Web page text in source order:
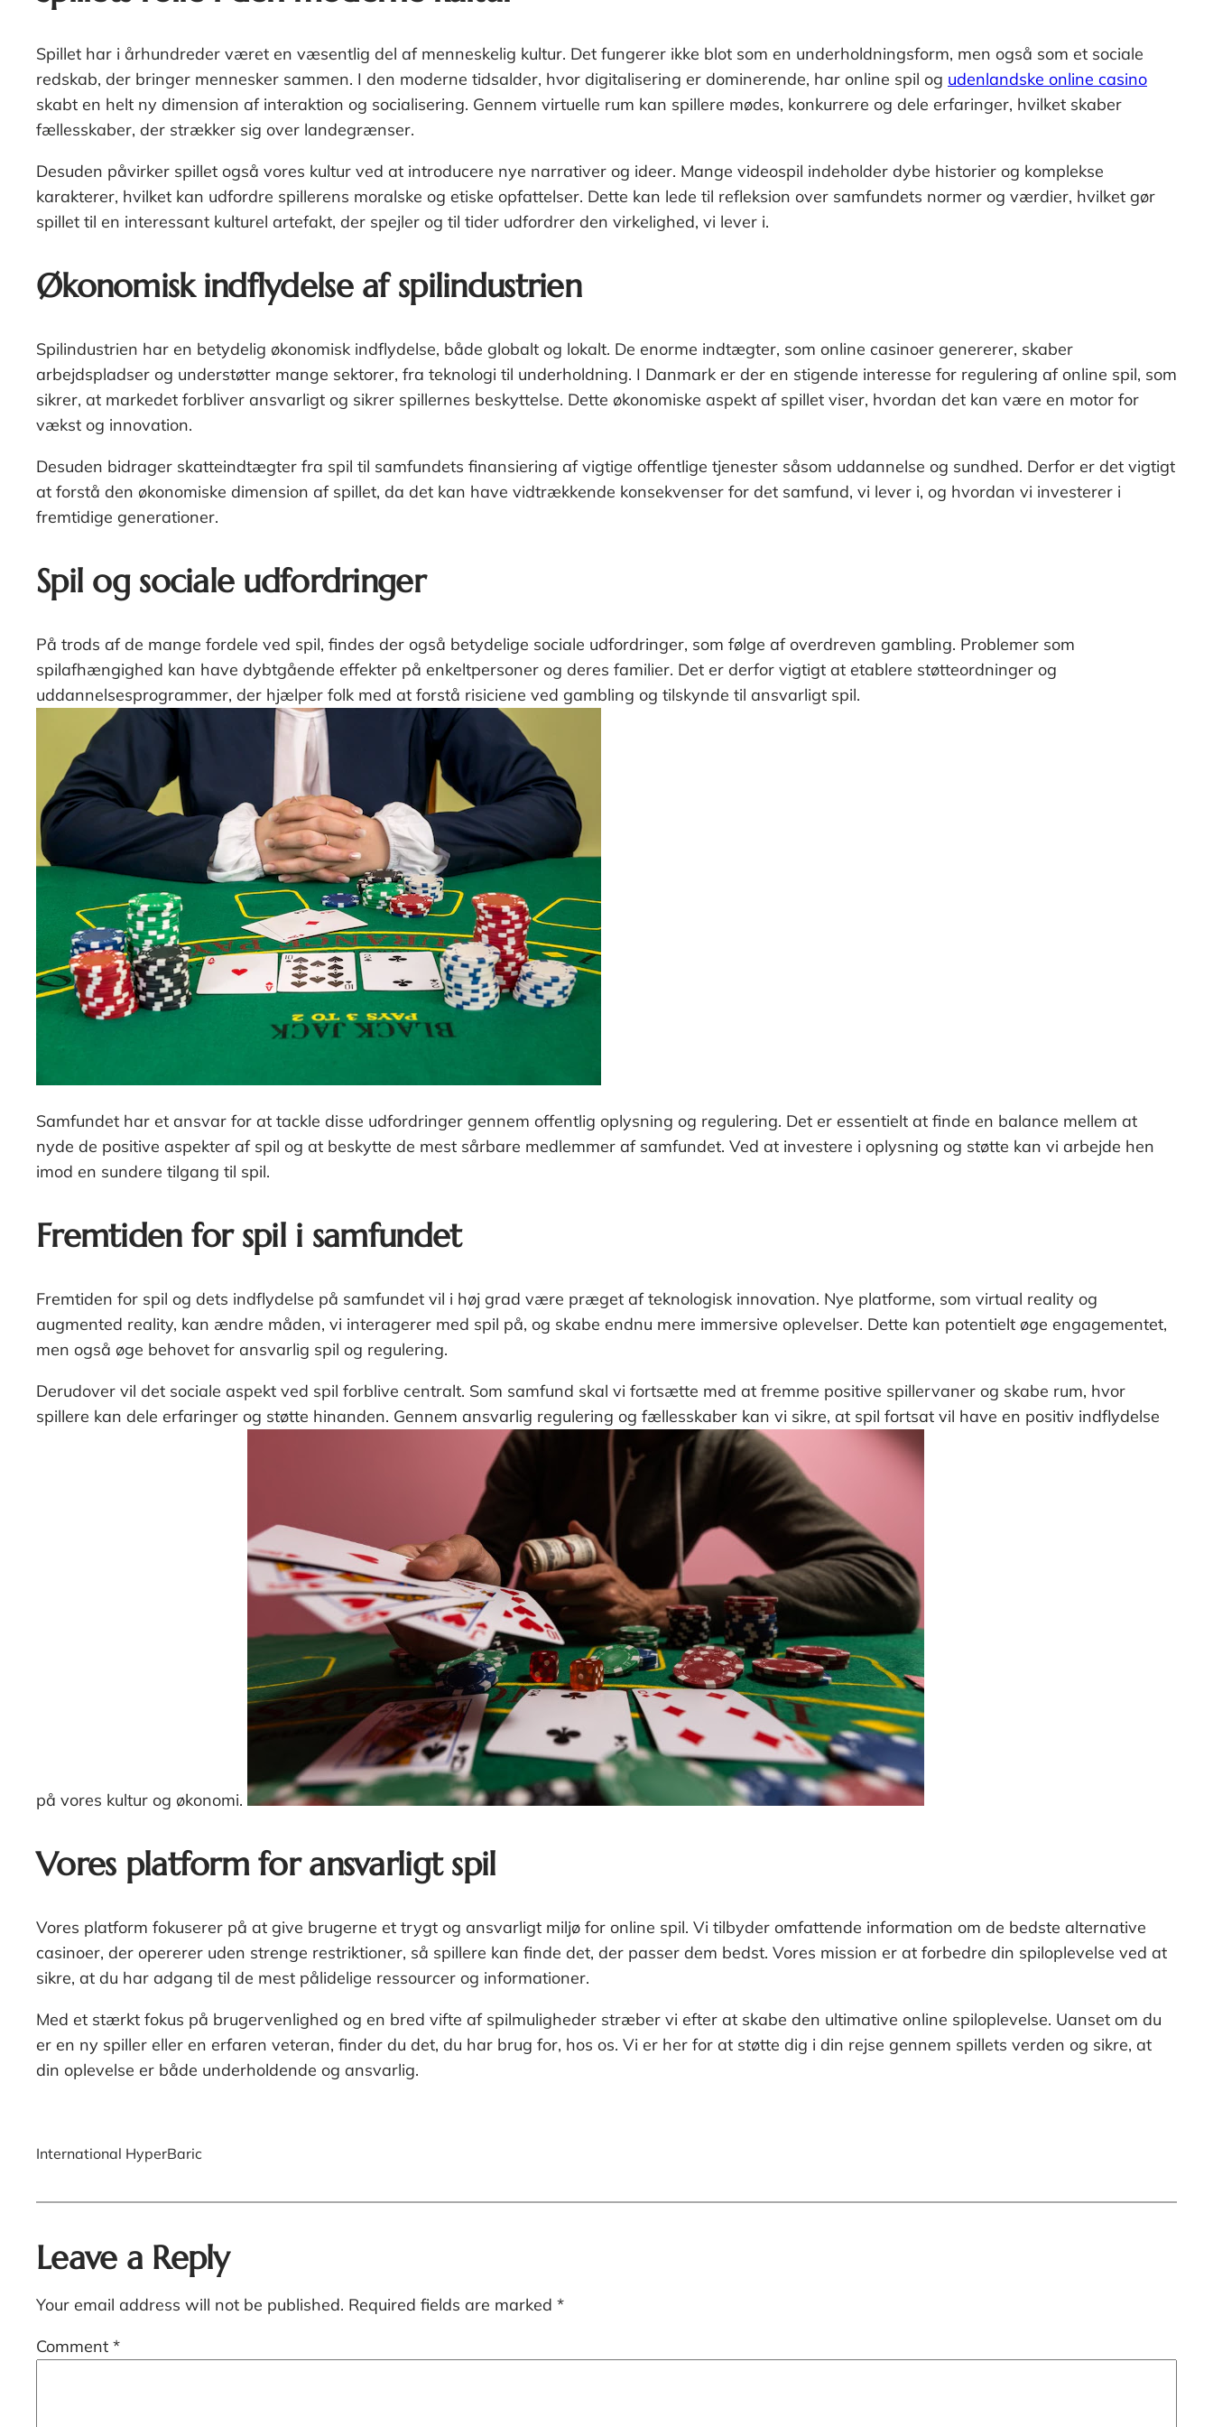
Spillet har i århundreder været en væsentlig del af menneskelig kultur. Det fungerer ikke blot som en underholdningsform, men også som et sociale
redskab, der bringer mennesker sammen. I den moderne tidsalder, hvor digitalisering er dominerende, har online spil og udenlandske online casino
skabt en helt ny dimension af interaktion og socialisering. Gennem virtuelle rum kan spillere mødes, konkurrere og dele erfaringer, hvilket skaber
fællesskaber, der strækker sig over landegrænser.
Desuden påvirker spillet også vores kultur ved at introducere nye narrativer og ideer. Mange videospil indeholder dybe historier og komplekse
karakterer, hvilket kan udfordre spillerens moralske og etiske opfattelser. Dette kan lede til refleksion over samfundets normer og værdier, hvilket gør
spillet til en interessant kulturel artefakt, der spejler og til tider udfordrer den virkelighed, vi lever i.
Økonomisk indflydelse af spilindustrien
Spilindustrien har en betydelig økonomisk indflydelse, både globalt og lokalt. De enorme indtægter, som online casinoer genererer, skaber
arbejdspladser og understøtter mange sektorer, fra teknologi til underholdning. I Danmark er der en stigende interesse for regulering af online spil, som
sikrer, at markedet forbliver ansvarligt og sikrer spillernes beskyttelse. Dette økonomiske aspekt af spillet viser, hvordan det kan være en motor for
vækst og innovation.
Desuden bidrager skatteindtægter fra spil til samfundets finansiering af vigtige offentlige tjenester såsom uddannelse og sundhed. Derfor er det vigtigt
at forstå den økonomiske dimension af spillet, da det kan have vidtrækkende konsekvenser for det samfund, vi lever i, og hvordan vi investerer i
fremtidige generationer.
Spil og sociale udfordringer
På trods af de mange fordele ved spil, findes der også betydelige sociale udfordringer, som følge af overdreven gambling. Problemer som
spilafhængighed kan have dybtgående effekter på enkeltpersoner og deres familier. Det er derfor vigtigt at etablere støtteordninger og
uddannelsesprogrammer, der hjælper folk med at forstå risiciene ved gambling og tilskynde til ansvarligt spil.
Samfundet har et ansvar for at tackle disse udfordringer gennem offentlig oplysning og regulering. Det er essentielt at finde en balance mellem at
nyde de positive aspekter af spil og at beskytte de mest sårbare medlemmer af samfundet. Ved at investere i oplysning og støtte kan vi arbejde hen
imod en sundere tilgang til spil.
Fremtiden for spil i samfundet
Fremtiden for spil og dets indflydelse på samfundet vil i høj grad være præget af teknologisk innovation. Nye platforme, som virtual reality og
augmented reality, kan ændre måden, vi interagerer med spil på, og skabe endnu mere immersive oplevelser. Dette kan potentielt øge engagementet,
men også øge behovet for ansvarlig spil og regulering.
Derudover vil det sociale aspekt ved spil forblive centralt. Som samfund skal vi fortsætte med at fremme positive spillervaner og skabe rum, hvor
spillere kan dele erfaringer og støtte hinanden. Gennem ansvarlig regulering og fællesskaber kan vi sikre, at spil fortsat vil have en positiv indflydelse
på vores kultur og økonomi.
Vores platform for ansvarligt spil
Vores platform fokuserer på at give brugerne et trygt og ansvarligt miljø for online spil. Vi tilbyder omfattende information om de bedste alternative
casinoer, der opererer uden strenge restriktioner, så spillere kan finde det, der passer dem bedst. Vores mission er at forbedre din spiloplevelse ved at
sikre, at du har adgang til de mest pålidelige ressourcer og informationer.
Med et stærkt fokus på brugervenlighed og en bred vifte af spilmuligheder stræber vi efter at skabe den ultimative online spiloplevelse. Uanset om du
er en ny spiller eller en erfaren veteran, finder du det, du har brug for, hos os. Vi er her for at støtte dig i din rejse gennem spillets verden og sikre, at
din oplevelse er både underholdende og ansvarlig.
International HyperBaric
Leave a Reply
Your email address will not be published. Required fields are marked *
Comment *